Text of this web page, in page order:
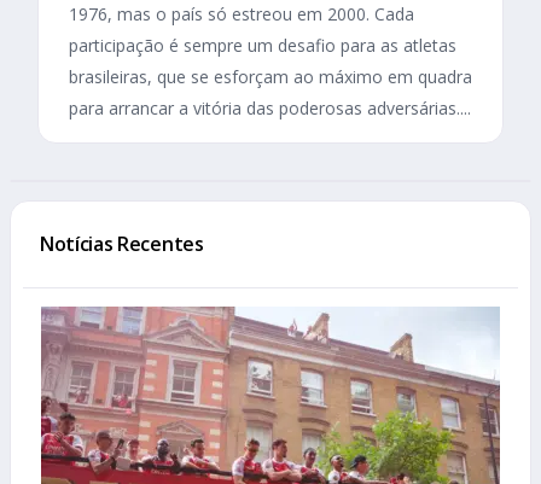
1976, mas o país só estreou em 2000. Cada
participação é sempre um desafio para as atletas
brasileiras, que se esforçam ao máximo em quadra
para arrancar a vitória das poderosas adversárias....
Notícias Recentes